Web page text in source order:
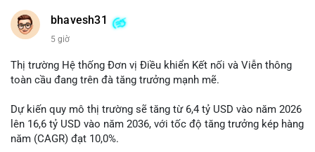
định crypto là 'vấn đề lớn' giúp giảm áp lực USD. • Binance hỗ
trợ cổ phiếu Apple/IBM. • Bài đăng hấp dẫn về $HFT, $SKYAI,
💡 NHẬN ĐỊNH & KHUYẾN NGHỊ: Tâm lý thị trường đang phân
coin (PENGU, CASHCAT) và tin cậy từ các dự án lớn (BTC,
SOL). Rủi ro tăng nếu không có thông tin rõ ràng về quy định.
bhavesh31
5 giờ
Thị trường Hệ thống Đơn vị Điều khiển Kết nối và Viễn thông
toàn cầu đang trên đà tăng trưởng mạnh mẽ.
Dự kiến quy mô thị trường sẽ tăng từ 6,4 tỷ USD vào năm 2026
lên 16,6 tỷ USD vào năm 2036, với tốc độ tăng trưởng kép hàng
năm (CAGR) đạt 10,0%.